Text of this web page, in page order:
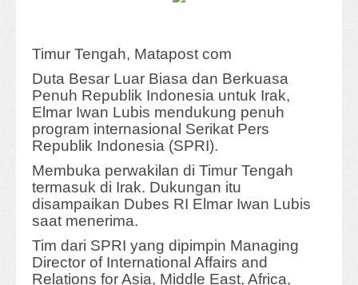
Timur Tengah, Matapost com
Duta Besar Luar Biasa dan Berkuasa
Penuh Republik Indonesia untuk Irak,
Elmar Iwan Lubis mendukung penuh
program internasional Serikat Pers
Republik Indonesia (SPRI).
Membuka perwakilan di Timur Tengah
termasuk di Irak. Dukungan itu
disampaikan Dubes RI Elmar Iwan Lubis
saat menerima.
Tim dari SPRI yang dipimpin Managing
Director of International Affairs and
Relations for Asia, Middle East, Africa,